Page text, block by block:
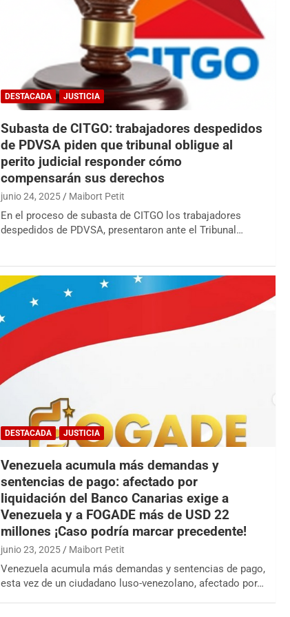
DESTACADA JUSTICIA
Subasta de CITGO: trabajadores despedidos
de PDVSA piden que tribunal obligue al
perito judicial responder cómo
compensarán sus derechos
junio 24, 2025 Maibort Petit
En el proceso de subasta de CITGO los trabajadores
despedidos de PDVSA, presentaron ante el Tribunal…
DESTACADA JUSTICIA
Venezuela acumula más demandas y
sentencias de pago: afectado por
liquidación del Banco Canarias exige a
Venezuela y a FOGADE más de USD 22
millones ¡Caso podría marcar precedente!
junio 23, 2025 Maibort Petit
Venezuela acumula más demandas y sentencias de pago,
esta vez de un ciudadano luso-venezolano, afectado por…